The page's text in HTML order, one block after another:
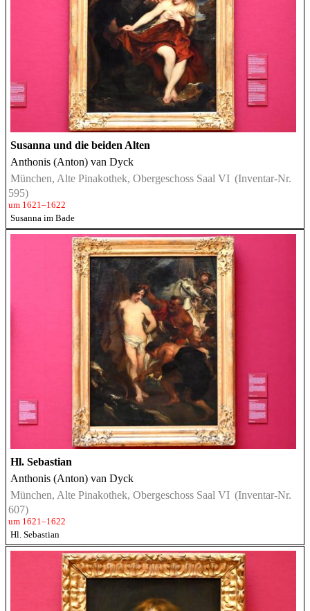
Susanna und die beiden Alten
Anthonis (Anton) van Dyck
München, Alte Pinakothek, Obergeschoss Saal VI (Inventar-Nr.
595)
um 1621–1622
Susanna im Bade
Hl. Sebastian
Anthonis (Anton) van Dyck
München, Alte Pinakothek, Obergeschoss Saal VI (Inventar-Nr.
607)
um 1621–1622
Hl. Sebastian